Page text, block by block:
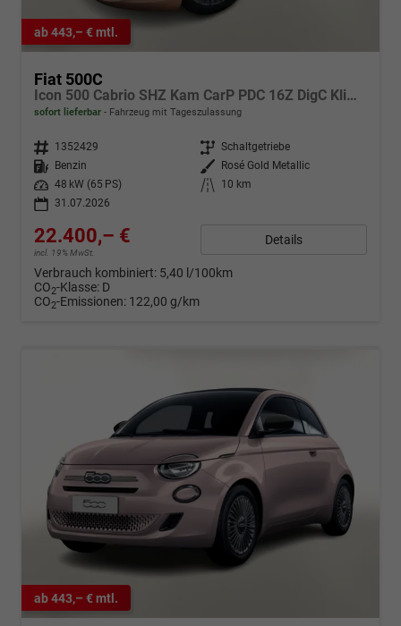
ab 443,– € mtl.
Fiat 500C
Icon 500 Cabrio SHZ Kam CarP PDC 16Z DigC Klimaa
sofort lieferbar Fahrzeug mit Tageszulassung
Fahrzeugnr. 1352429 Getriebe Schaltgetriebe
Kraftstoff
Benzin Außenfarbe
Rosé Gold Metallic
Leistung
48 kW (65 PS) Kilometerstand
10 km
31.07.2026
22.400,– €
incl. 19% MwSt.
Details
Verbrauch kombiniert: 5,40 l/100km
CO2-Klasse: D
CO2-Emissionen: 122,00 g/km
ab 443,– € mtl.